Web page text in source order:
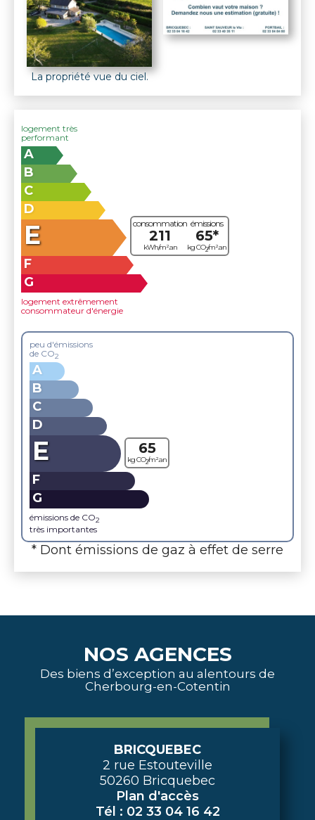
La propriété vue du ciel.
consommation
211
kWh/m².an
émissions
65*
kg CO2/m².an
logement très
performant
A
B
C
D
E
F
G
logement extrêmement
consommateur d'énergie
65
kg CO2/m².an
peu d'émissions
de CO2
A
B
C
D
E
F
G
émissions de CO2
très importantes
* Dont émissions de gaz à effet de serre
NOS AGENCES
Des biens d’exception au alentours de
Cherbourg-en-Cotentin
BRICQUEBEC
2 rue Estouteville
50260 Bricquebec
Plan d'accès
Tél : 02 33 04 16 42